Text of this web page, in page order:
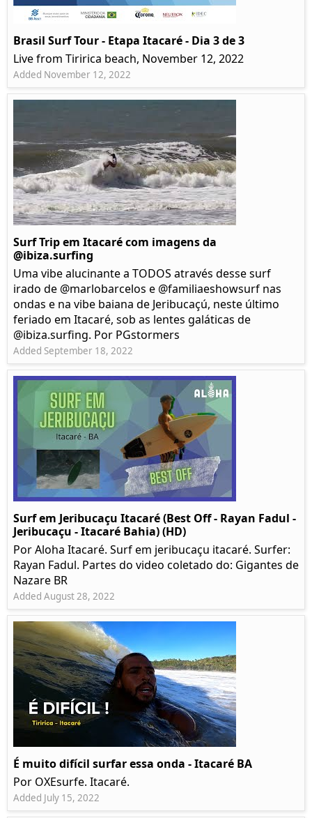
Brasil Surf Tour - Etapa Itacaré - Dia 3 de 3
Live from Tiririca beach, November 12, 2022
Added November 12, 2022
Surf Trip em Itacaré com imagens da
@ibiza.surfing
Uma vibe alucinante a TODOS através desse surf
irado de @marlobarcelos e @familiaeshowsurf nas
ondas e na vibe baiana de Jeribucaçú, neste último
feriado em Itacaré, sob as lentes galáticas de
@ibiza.surfing. Por PGstormers
Added September 18, 2022
Surf em Jeribucaçu Itacaré (Best Off - Rayan Fadul -
Jeribucaçu - Itacaré Bahia) (HD)
Por Aloha Itacaré. Surf em jeribucaçu itacaré. Surfer:
Rayan Fadul. Partes do video coletado do: Gigantes de
Nazare BR
Added August 28, 2022
É muito difícil surfar essa onda - Itacaré BA
Por OXEsurfe. Itacaré.
Added July 15, 2022